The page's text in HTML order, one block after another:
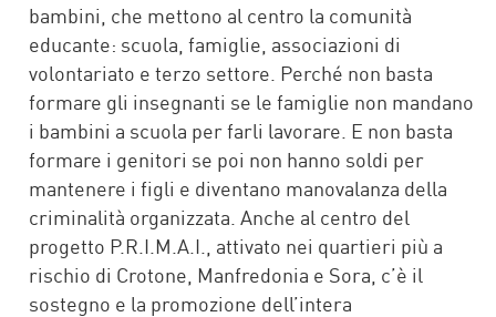
bambini, che mettono al centro la comunità
educante: scuola, famiglie, associazioni di
volontariato e terzo settore. Perché non basta
formare gli insegnanti se le famiglie non mandano
i bambini a scuola per farli lavorare. E non basta
formare i genitori se poi non hanno soldi per
mantenere i figli e diventano manovalanza della
criminalità organizzata. Anche al centro del
progetto P.R.I.M.A.I., attivato nei quartieri più a
rischio di Crotone, Manfredonia e Sora, c’è il
sostegno e la promozione dell’intera